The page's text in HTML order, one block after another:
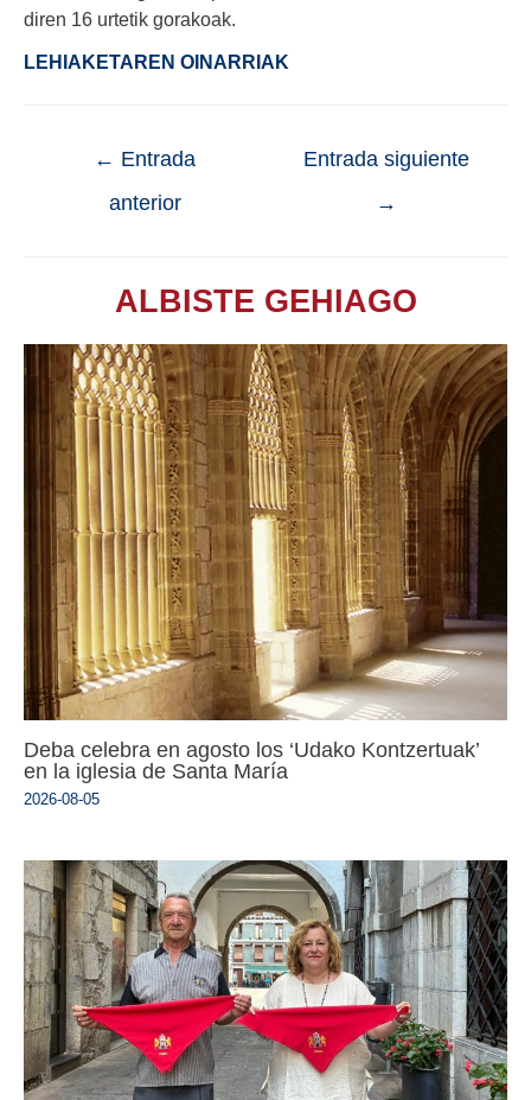
diren 16 urtetik gorakoak.
LEHIAKETAREN OINARRIAK
← Entrada
anterior
Entrada siguiente
→
ALBISTE GEHIAGO
Deba celebra en agosto los ‘Udako Kontzertuak’
en la iglesia de Santa María
2026-08-05